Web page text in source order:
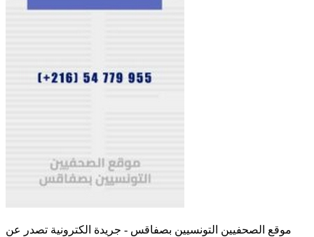
موقع الصحفيين التونسيين بصفاقس - جريدة الكترونية تصدر عن